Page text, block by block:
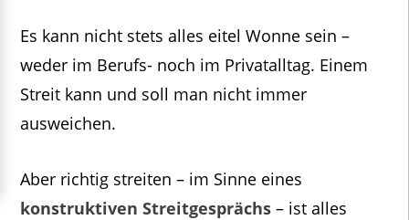
Es kann nicht stets alles eitel Wonne sein –
weder im Berufs- noch im Privatalltag. Einem
Streit kann und soll man nicht immer
ausweichen.
Aber richtig streiten – im Sinne eines
konstruktiven Streitgesprächs– ist alles